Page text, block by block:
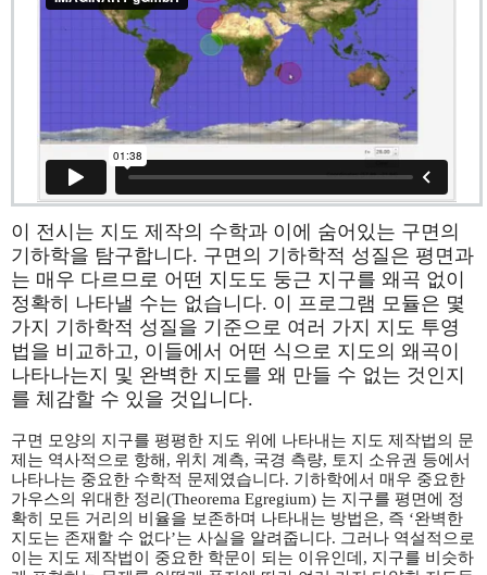
이 전시는 지도 제작의 수학과 이에 숨어있는 구면의
기하학을 탐구합니다. 구면의 기하학적 성질은 평면과
는 매우 다르므로 어떤 지도도 둥근 지구를 왜곡 없이
정확히 나타낼 수는 없습니다. 이 프로그램 모듈은 몇
가지 기하학적 성질을 기준으로 여러 가지 지도 투영
법을 비교하고, 이들에서 어떤 식으로 지도의 왜곡이
나타나는지 및 완벽한 지도를 왜 만들 수 없는 것인지
를 체감할 수 있을 것입니다.
구면 모양의 지구를 평평한 지도 위에 나타내는 지도 제작법의 문
제는 역사적으로 항해, 위치 계측, 국경 측량, 토지 소유권 등에서
나타나는 중요한 수학적 문제였습니다. 기하학에서 매우 중요한
가우스의 위대한 정리(Theorema Egregium) 는 지구를 평면에 정
확히 모든 거리의 비율을 보존하며 나타내는 방법은, 즉 ‘완벽한
지도는 존재할 수 없다’는 사실을 알려줍니다. 그러나 역설적으로
이는 지도 제작법이 중요한 학문이 되는 이유인데, 지구를 비슷하